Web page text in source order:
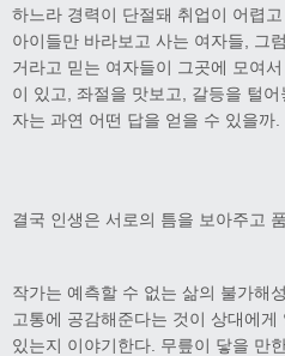
하느라 경력이 단절돼 취업이 어렵
아이들만 바라보고 사는 여자들, 그
거라고 믿는 여자들이 그곳에 모여
이 있고, 좌절을 맛보고, 갈등을 털
자는 과연 어떤 답을 얻을 수 있을까.
결국 인생은 서로의 틈을 보아주고
작가는 예측할 수 없는 삶의 불가해
고통에 공감해준다는 것이 상대에
있는지 이야기한다. 무릎이 닿을 만